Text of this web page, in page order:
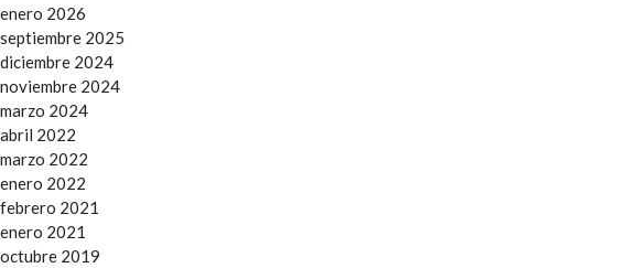
enero 2026
septiembre 2025
diciembre 2024
noviembre 2024
marzo 2024
abril 2022
marzo 2022
enero 2022
febrero 2021
enero 2021
octubre 2019